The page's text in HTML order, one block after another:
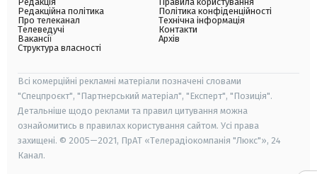
Редакційна політика
Про телеканал
Телеведучі
Вакансії
Структура власності
Політика конфіденційності
Технічна інформація
Контакти
Архів
Всі комерційні рекламні матеріали позначені словами
"Спецпроєкт", "Партнерський матеріал", "Експерт", "Позиція".
Детальніше щодо реклами та правил цитування можна
ознайомитись в правилах користування сайтом. Усі права
захищені. © 2005—2021, ПрАТ «Телерадіокомпанія "Люкс"», 24
Канал.